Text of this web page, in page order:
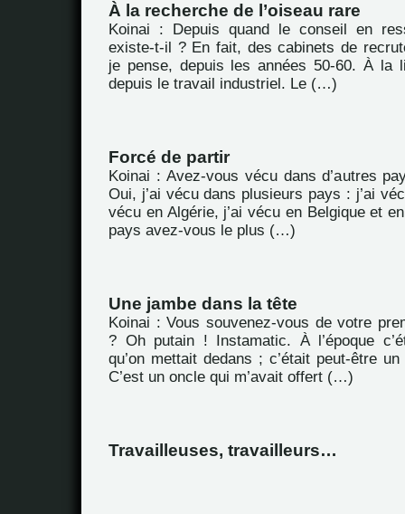
À la recherche de l’oiseau rare
Koinai : Depuis quand le conseil en
existe-t-il ? En fait, des cabinets de
je pense, depuis les années 50-60. À la
depuis le travail industriel. Le (…)
Forcé de partir
Koinai : Avez-vous vécu dans d’autres
Oui, j’ai vécu dans plusieurs pays : j’ai
vécu en Algérie, j’ai vécu en Belgique et
pays avez-vous le plus (…)
Une jambe dans la tête
Koinai : Vous souvenez-vous de votre
? Oh putain ! Instamatic. À l’époque
qu’on mettait dedans ; c’était peut-être
C’est un oncle qui m’avait offert (…)
Travailleuses, travailleurs…